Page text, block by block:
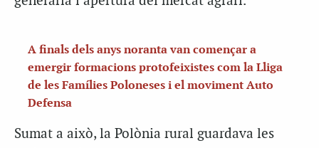
A finals dels anys noranta van començar a
emergir formacions protofeixistes com la Lliga
de les Famílies Poloneses i el moviment Auto
Defensa
Sumat a això, la Polònia rural guardava les